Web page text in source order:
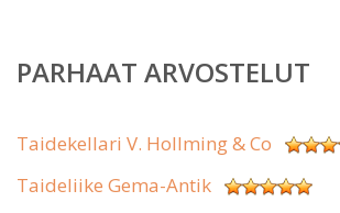
PARHAAT ARVOSTELUT
Taidekellari V. Hollming & Co
Taideliike Gema-Antik